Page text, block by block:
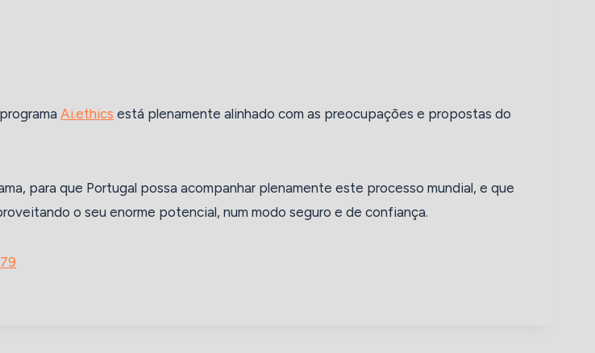
Ai.ethics está plenamente alinhado com as preocupações e propostas do
para que Portugal possa acompanhar plenamente este processo mundial, e que
o seu enorme potencial, num modo seguro e de confiança.